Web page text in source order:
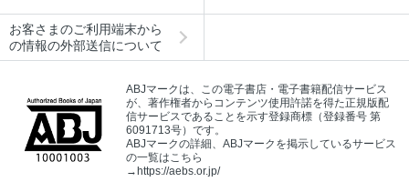
お客さまのご利用端末から
の情報の外部送信について
ABJマークは、この電子書店・電子書籍配信サービス
が、著作権者からコンテンツ使用許諾を得た正規版配
信サービスであることを示す登録商標（登録番号 第
6091713号）です。
ABJマークの詳細、ABJマークを掲示しているサービス
の一覧はこちら
→https://aebs.or.jp/